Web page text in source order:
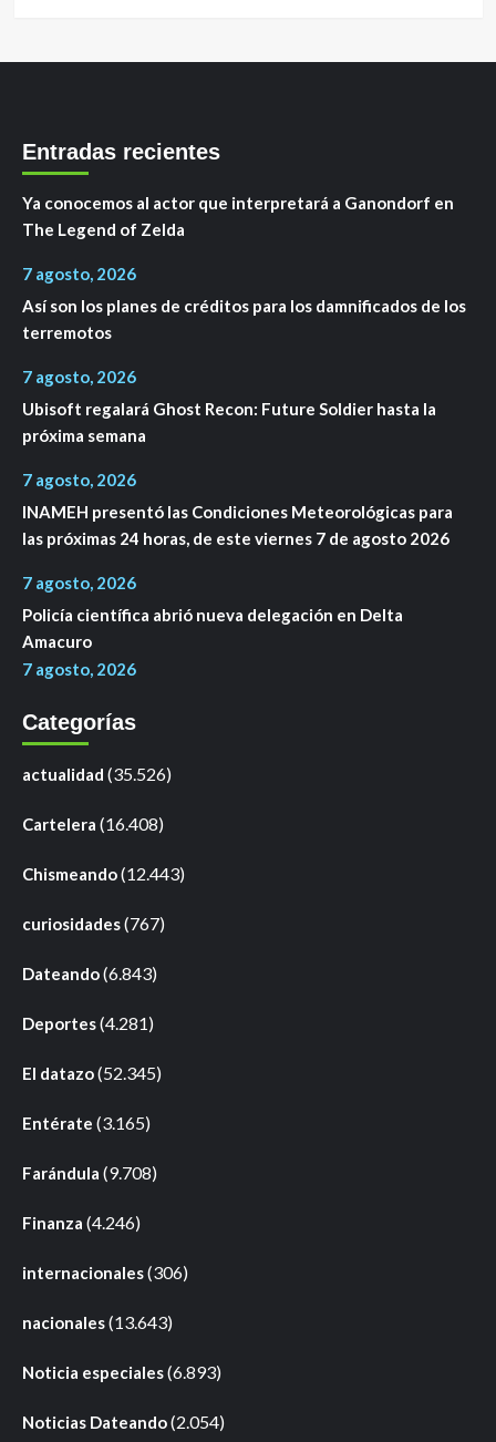
Entradas recientes
Ya conocemos al actor que interpretará a Ganondorf en
The Legend of Zelda
7 agosto, 2026
Así son los planes de créditos para los damnificados de los
terremotos
7 agosto, 2026
Ubisoft regalará Ghost Recon: Future Soldier hasta la
próxima semana
7 agosto, 2026
INAMEH presentó las Condiciones Meteorológicas para
las próximas 24 horas, de este viernes 7 de agosto 2026
7 agosto, 2026
Policía científica abrió nueva delegación en Delta
Amacuro
7 agosto, 2026
Categorías
actualidad (35.526)
Cartelera (16.408)
Chismeando(12.443)
curiosidades(767)
Dateando(6.843)
Deportes(4.281)
El datazo(52.345)
Entérate (3.165)
Farándula (9.708)
Finanza (4.246)
internacionales(306)
nacionales(13.643)
Noticia especiales(6.893)
Noticias Dateando(2.054)